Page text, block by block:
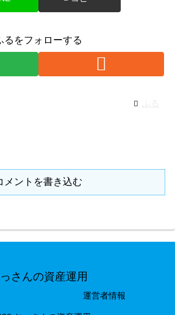
るをフォローする
メントを書き込む
さんの資産運用
運営者情報